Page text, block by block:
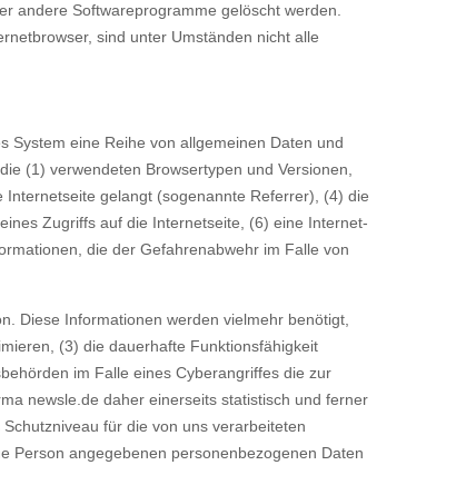
andere Softwareprogramme gelöscht werden.
sind unter Umständen nicht alle
System eine Reihe von allgemeinen Daten und
(1) verwendeten Browsertypen und Versionen,
gelangt (sogenannte Referrer), (4) die
Zugriffs auf die Internetseite, (6) eine Internet-
die der Gefahrenabwehr im Falle von
Diese Informationen werden vielmehr benötigt,
(3) die dauerhafte Funktionsfähigkeit
im Falle eines Cyberangriffes die zur
newsle.de daher einerseits statistisch und ferner
für die von uns verarbeiteten
Person angegebenen personenbezogenen Daten